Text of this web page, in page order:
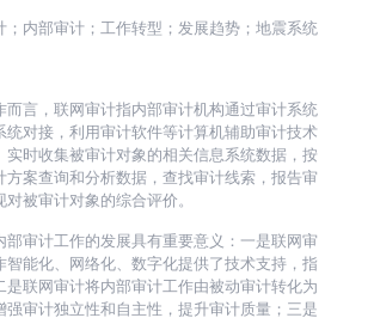
；内部审计；工作转型；发展趋势；地震系统
而言，联网审计指内部审计机构通过审计系统
统对接，利用审计软件等计算机辅助审计技术
实时收集被审计对象的相关信息系统数据，按
方案查询和分析数据，查找审计线索，报告审
被审计对象的综合评价。
部审计工作的发展具有重要意义：一是联网审
智能化、网络化、数字化提供了技术支持，指
是联网审计将内部审计工作由被动审计转化为
强审计独立性和自主性，提升审计质量；三是